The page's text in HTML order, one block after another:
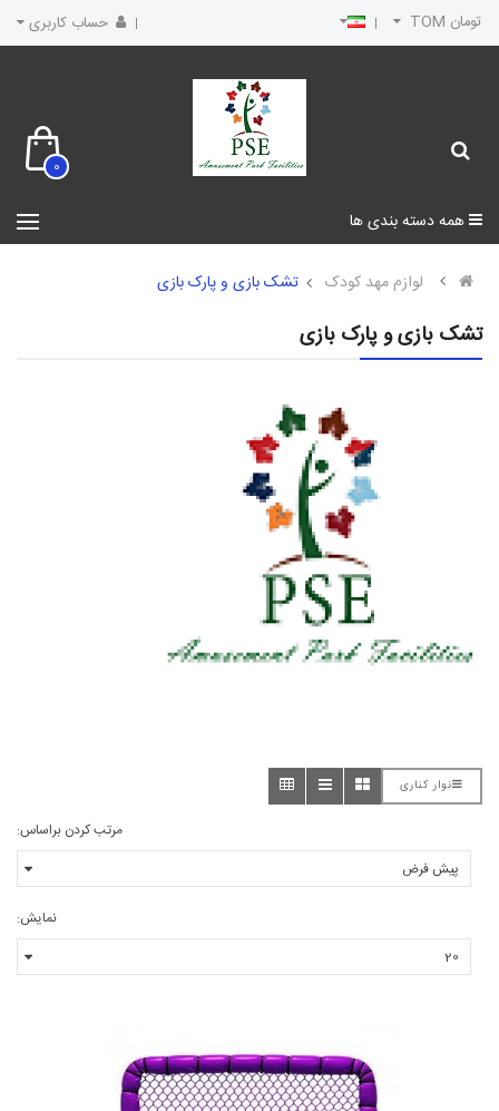
تومان TOM حساب کاربری
0
لوازم مهد کودک تشک بازی و پارک بازی
تشک بازی و پارک بازی
نوار کناری
مرتب کردن براساس:
نمایش: